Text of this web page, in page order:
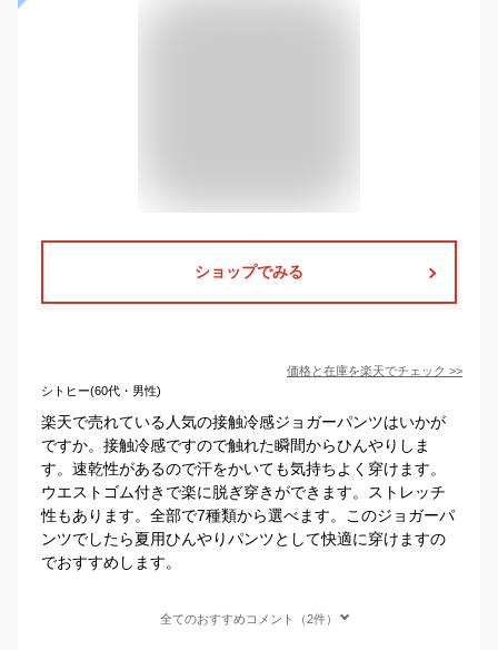
ショップでみる
価格と在庫を楽天でチェック >>
シトヒー(60代・男性)
楽天で売れている人気の接触冷感ジョガーパンツはいかが
ですか。接触冷感ですので触れた瞬間からひんやりしま
す。速乾性があるので汗をかいても気持ちよく穿けます。
ウエストゴム付きで楽に脱ぎ穿きができます。ストレッチ
性もあります。全部で7種類から選べます。このジョガーパ
ンツでしたら夏用ひんやりパンツとして快適に穿けますの
でおすすめします。
全てのおすすめコメント（2件）